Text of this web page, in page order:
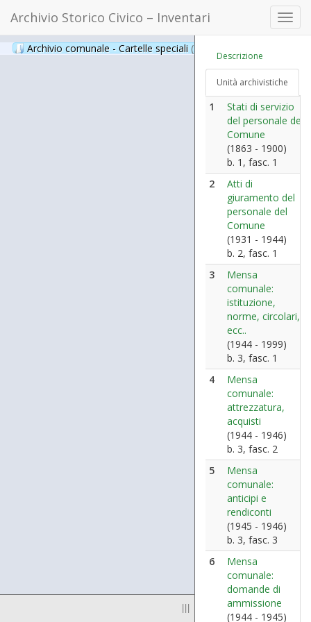
Archivio Storico Civico – Inventari
Archivio comunale - Cartelle speciali (397)
|||
Descrizione
Unità archivistiche
1
Stati di servizio
del personale del
Comune
(1863 - 1900)
b. 1, fasc. 1
2
Atti di
giuramento del
personale del
Comune
(1931 - 1944)
b. 2, fasc. 1
3
Mensa
comunale:
istituzione,
norme, circolari,
ecc..
(1944 - 1999)
b. 3, fasc. 1
4
Mensa
comunale:
attrezzatura,
acquisti
(1944 - 1946)
b. 3, fasc. 2
5
Mensa
comunale:
anticipi e
rendiconti
(1945 - 1946)
b. 3, fasc. 3
6
Mensa
comunale:
domande di
ammissione
(1944 - 1945)